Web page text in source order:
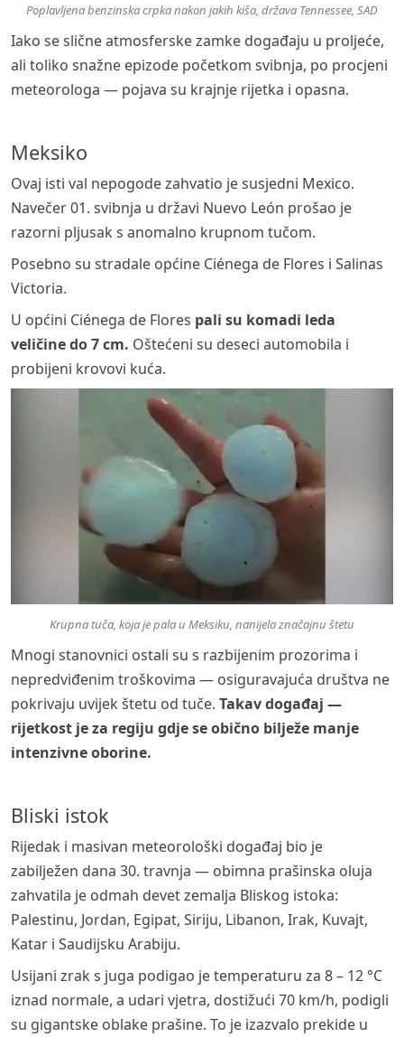
Poplavljena benzinska crpka nakon jakih kiša, država Tennessee, SAD
Iako se slične atmosferske zamke događaju u proljeće,
ali toliko snažne epizode početkom svibnja, po procjeni
meteorologa — pojava su krajnje rijetka i opasna.
Meksiko
Ovaj isti val nepogode zahvatio je susjedni Mexico.
Navečer 01. svibnja u državi Nuevo León prošao je
razorni pljusak s anomalno krupnom tučom.
Posebno su stradale općine Ciénega de Flores i Salinas
Victoria.
U općini Ciénega de Flores pali su komadi leda
veličine do 7 cm. Oštećeni su deseci automobila i
probijeni krovovi kuća.
Krupna tuča, koja je pala u Meksiku, nanijela značajnu štetu
Mnogi stanovnici ostali su s razbijenim prozorima i
nepredviđenim troškovima — osiguravajuća društva ne
pokrivaju uvijek štetu od tuče. Takav događaj —
rijetkost je za regiju gdje se obično bilježe manje
intenzivne oborine.
Bliski istok
Rijedak i masivan meteorološki događaj bio je
zabilježen dana 30. travnja — obimna prašinska oluja
zahvatila je odmah devet zemalja Bliskog istoka:
Palestinu, Jordan, Egipat, Siriju, Libanon, Irak, Kuvajt,
Katar i Saudijsku Arabiju.
Usijani zrak s juga podigao je temperaturu za 8 – 12 °C
iznad normale, a udari vjetra, dostižući 70 km/h, podigli
su gigantske oblake prašine. To je izazvalo prekide u